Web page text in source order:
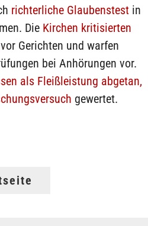
richterliche Glaubenstestin
Die Kirchen kritisierten
vor Gerichten und warfen
bei Anhörungen vor.
als Fleißleistung abgetan,
gewertet.